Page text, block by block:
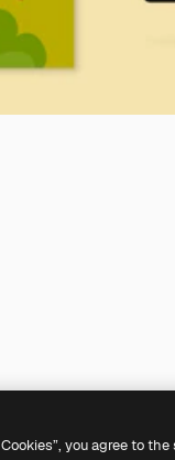
you agree to